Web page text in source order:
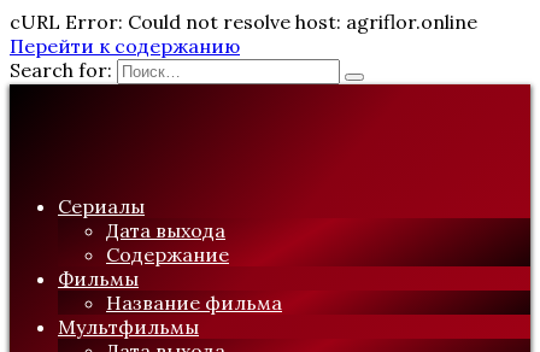
cURL Error: Could not resolve host: agriflor.online
Перейти к содержанию
Search for:
Сериалы
Дата выхода
Содержание
Фильмы
Название фильма
Мультфильмы